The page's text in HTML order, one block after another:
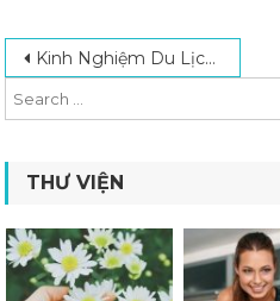
Post navigation
Kinh Nghiệm Du Lịch Trung Đông An Toàn Và Tiết Kiệm Chi Phí
THƯ VIỆN